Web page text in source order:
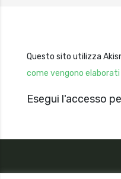
Esegui l'accesso
Questo sito utilizza
come vengono